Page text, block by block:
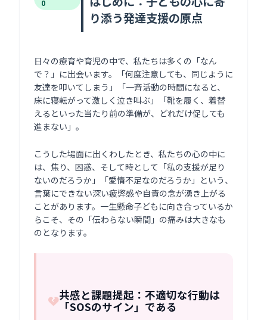
0
り添う発達支援の原点
日々の療育や育児の中で、私たちは多くの「なん
で？」に出会います。「何度注意しても、同じように
友達を叩いてしまう」「一斉活動の時間になると、
床に寝転がって激しく泣き叫ぶ」「靴を履く、着替
えるといった当たり前の準備が、どれだけ促しても
進まない」。
こうした場面に出くわしたとき、私たちの心の中に
は、焦り、困惑、そして時として「私の支援が足り
ないのだろうか」「愛情不足なのだろうか」という、
言葉にできない深い疲弊感や自責の念が湧き上がる
ことがあります。一生懸命子どもに向き合っているか
らこそ、その「伝わらない瞬間」の痛みは大きなも
のとなります。
共感と課題提起：不適切な行動は
「SOSのサイン」である